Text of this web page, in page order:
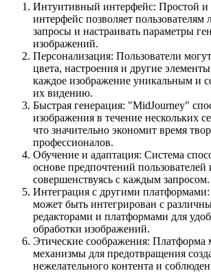
Интуитивный интерфейс: Простой
интерфейс позволяет пользователям
запросы и настраивать параметры
изображений.
Персонализация: Пользователи
цвета, настроения и другие
каждое изображение уникальным и
их видению.
Быстрая генерация: "MidJourney"
изображения в течение нескольких
что значительно экономит время
профессионалов.
Обучение и адаптация: Система
основе предпочтений пользователей
совершенствуясь с каждым запросом.
Интеграция с другими
может быть интегрирован с
редакторами и платформами для
обработки изображений.
Этические соображения: Платформа
механизмы для предотвращения
нежелательного контента и